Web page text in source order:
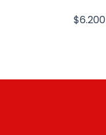
$6.200